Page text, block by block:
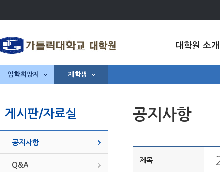
대학원 소개
입학희망자 재학생
게시판/자료실
공지사항
Q&A
공지사항
제목